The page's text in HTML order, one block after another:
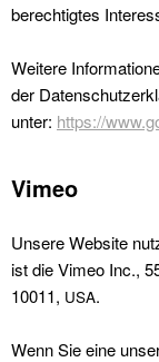
berechtigtes
Weit­ere
der
unter: https://
Vimeo
Unsere Web­site
ist die Vimeo Inc.,
10011, USA.
Wenn Sie eine